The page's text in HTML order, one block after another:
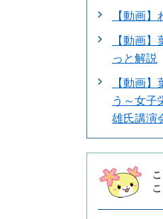
【動画
【動画
っと解説
【動画
う～女子
雄氏講演